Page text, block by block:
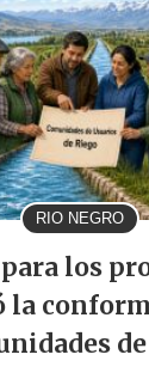
RIO NEGRO
los